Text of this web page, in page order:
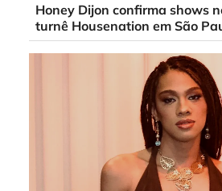
Honey Dijon confirma shows
turnê Housenation em São